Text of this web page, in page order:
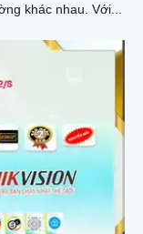
quản lý hệ thống an ninh trong các môi trường khác nhau. Với...